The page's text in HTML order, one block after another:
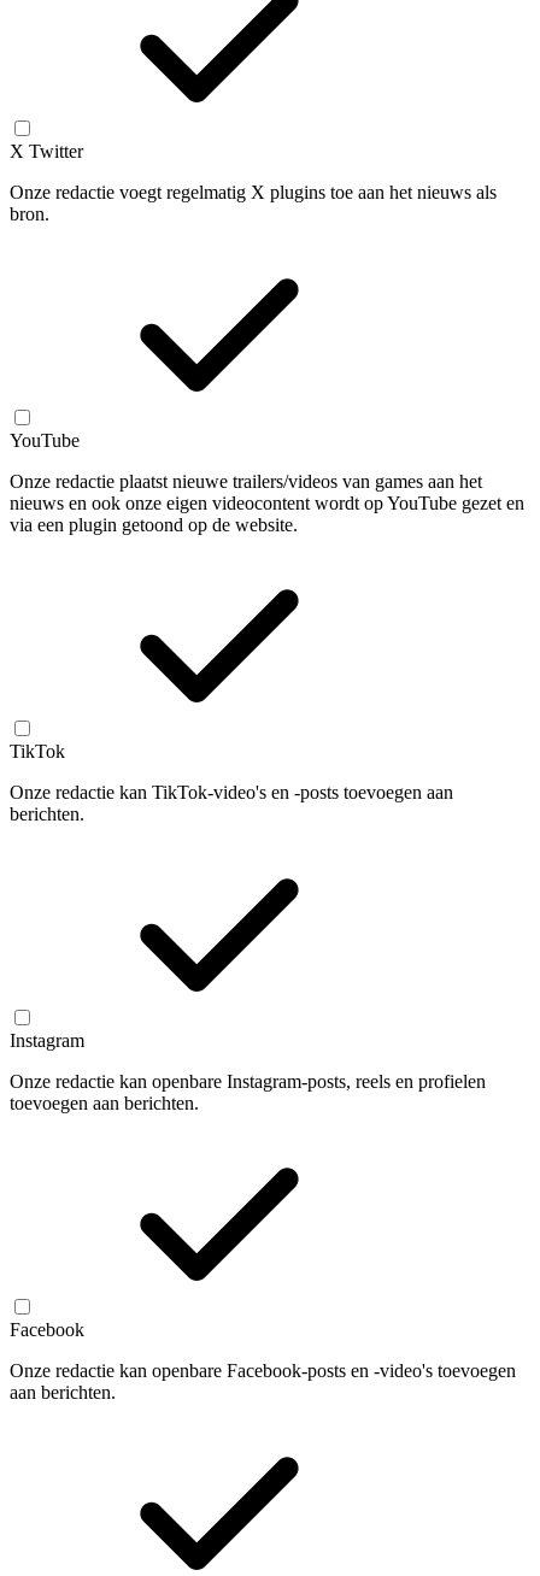
X Twitter
Onze redactie voegt regelmatig X plugins toe aan het nieuws als
bron.
YouTube
Onze redactie plaatst nieuwe trailers/videos van games aan het
nieuws en ook onze eigen videocontent wordt op YouTube gezet en
via een plugin getoond op de website.
TikTok
Onze redactie kan TikTok-video's en -posts toevoegen aan
berichten.
Instagram
Onze redactie kan openbare Instagram-posts, reels en profielen
toevoegen aan berichten.
Facebook
Onze redactie kan openbare Facebook-posts en -video's toevoegen
aan berichten.